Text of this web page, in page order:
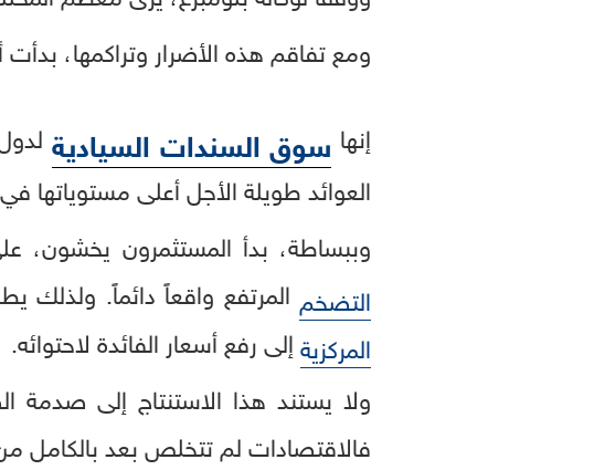
ومع تفاقم هذه الأضرار وتراكمها، بدأت
إنها سوق السندات السيادية
العوائد طويلة الأجل أعلى مستوياتها
وببساطة، بدأ المستثمرون
التضخم المرتفع واقعاً دائماً.
المركزيةإلى رفع أسعار الفائدة لاحتوائه.
ولا يستند هذا الاستنتاج إلى
فالاقتصادات لم تتخلص بعد بالكامل